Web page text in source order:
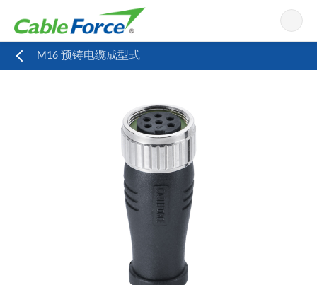
M16 预铸电缆成型式